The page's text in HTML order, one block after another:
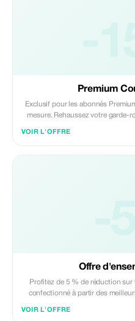
Premium
Exclusif pour les abonnés
mesure. Rehaussez votre garde-
VOIR L'OFFRE
Offre
Profitez de 5 % de réduction sur
confectionné à partir des
VOIR L'OFFRE